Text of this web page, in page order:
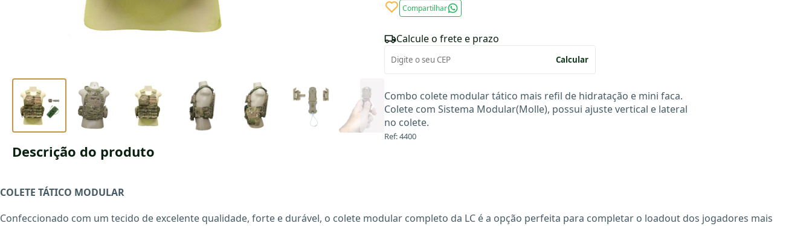
Compartilhar
Calcule o frete e prazo
Calcular
Combo colete modular tático mais refil de hidratação e mini faca.
Colete com Sistema Modular(Molle), possui ajuste vertical e lateral
no colete.
Ref: 4400
Descrição do produto
COLETE TÁTICO MODULAR
Confeccionado com um tecido de excelente qualidade, forte e durável, o colete modular completo da LC é a opção perfeita para completar o loadout dos jogadores mais